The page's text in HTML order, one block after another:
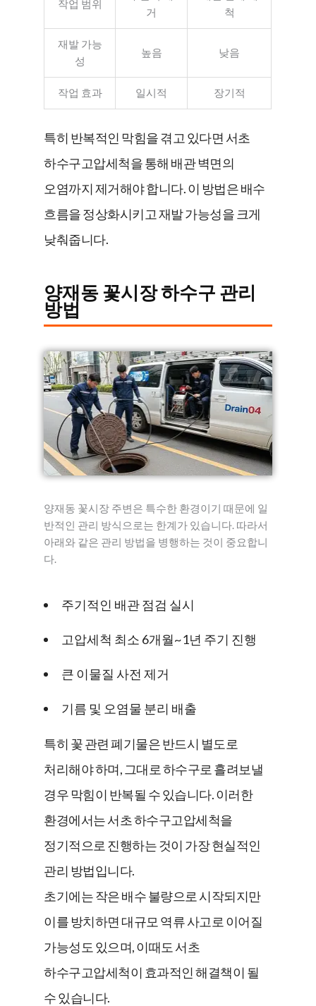
작업 범위
거
척
재발 가능
성
높음 낮음
작업 효과 일시적 장기적
특히 반복적인 막힘을 겪고 있다면 서초
하수구고압세척을 통해 배관 벽면의
오염까지 제거해야 합니다. 이 방법은 배수
흐름을 정상화시키고 재발 가능성을 크게
낮춰줍니다.
양재동 꽃시장 하수구 관리
방법
양재동 꽃시장 주변은 특수한 환경이기 때문에 일
반적인 관리 방식으로는 한계가 있습니다. 따라서
아래와 같은 관리 방법을 병행하는 것이 중요합니
다.
주기적인 배관 점검 실시
고압세척 최소 6개월~1년 주기 진행
큰 이물질 사전 제거
기름 및 오염물 분리 배출
특히 꽃 관련 폐기물은 반드시 별도로
처리해야 하며, 그대로 하수구로 흘려보낼
경우 막힘이 반복될 수 있습니다. 이러한
환경에서는 서초 하수구고압세척을
정기적으로 진행하는 것이 가장 현실적인
관리 방법입니다.
초기에는 작은 배수 불량으로 시작되지만
이를 방치하면 대규모 역류 사고로 이어질
가능성도 있으며, 이때도 서초
하수구고압세척이 효과적인 해결책이 될
수 있습니다.